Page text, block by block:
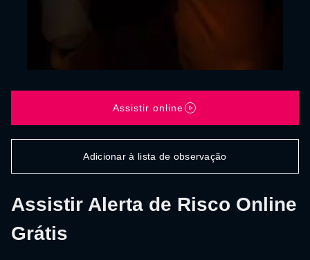
Assistir Alerta de Risco Online
Grátis
Assistir online
Adicionar à lista de observação